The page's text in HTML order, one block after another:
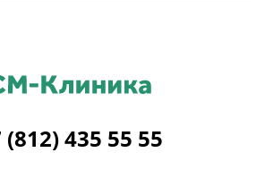
(812) 435 55 55